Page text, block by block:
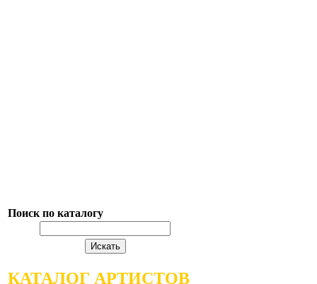
Поиск по каталогу
КАТАЛОГ АРТИСТОВ